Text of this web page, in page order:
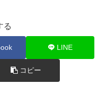
る
LINE
コピー